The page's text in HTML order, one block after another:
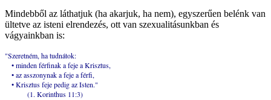
Mindebből az láthatjuk (ha akarjuk, ha nem), egyszerűen belénk van
ültetve az isteni elrendezés, ott van szexualitásunkban és
vágyainkban is:
"Szeretném, ha tudnátok:
• minden férfinak a feje a Krisztus,
• az asszonynak a feje a férfi,
• Krisztus feje pedig az Isten."
(1. Korinthus 11:3)